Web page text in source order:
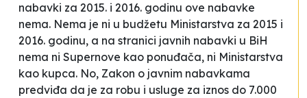
nabavki za 2015. i 2016. godinu ove nabavke
nema. Nema je ni u budžetu Ministarstva za 2015 i
2016. godinu, a na stranici javnih nabavki u BiH
nema ni Supernove kao ponuđača, ni Ministarstva
kao kupca. No, Zakon o javnim nabavkama
predviđa da je za robu i usluge za iznos do 7.000